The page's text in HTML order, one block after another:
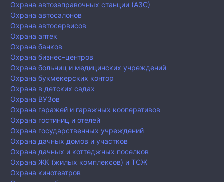
Охрана автозаправочных станции (АЗС)
Охрана автосалонов
Охрана автосервисов
Охрана аптек
Охрана банков
Охрана бизнес–центров
Охрана больниц и медицинских учреждений
Охрана букмекерских контор
Охрана в детских садах
Охрана ВУЗов
Охрана гаражей и гаражных кооперативов
Охрана гостиниц и отелей
Охрана государственных учреждений
Охрана дачных домов и участков
Охрана дачных и коттеджных поселков
Охрана ЖК (жилых комплексов) и ТСЖ
Охрана кинотеатров